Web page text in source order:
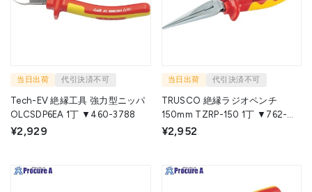
当日出荷 代引決済不可
Tech-EV 絶縁工具 強力型ニッパ
OLCSDP6EA 1丁 ▼460-3788
¥2,929
当日出荷 代引決済不可
TRUSCO 絶縁ラジオペンチ
150mm TZRP-150 1丁 ▼762-
3429
¥2,952